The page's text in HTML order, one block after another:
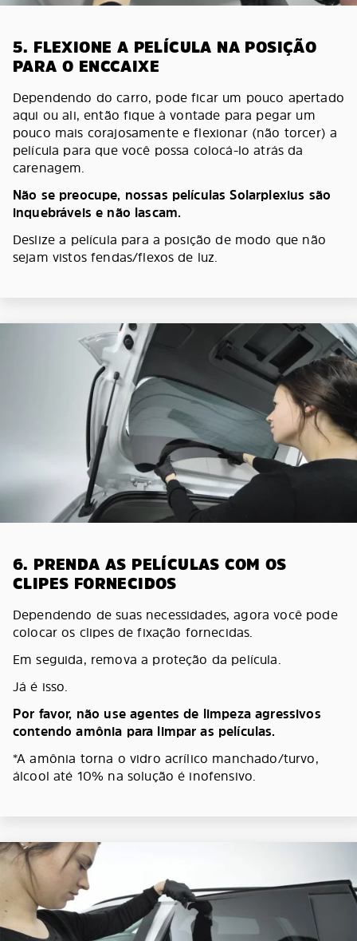
5. FLEXIONE A PELÍCULA NA POSIÇÃO
PARA O ENCCAIXE
Dependendo do carro, pode ficar um pouco apertado
aqui ou ali, então fique à vontade para pegar um
pouco mais corajosamente e flexionar (não torcer) a
película para que você possa colocá-lo atrás da
carenagem.
Não se preocupe, nossas películas Solarplexius são
inquebráveis e não lascam.
Deslize a película para a posição de modo que não
sejam vistos fendas/flexos de luz.
6. PRENDA AS PELÍCULAS COM OS
CLIPES FORNECIDOS
Dependendo de suas necessidades, agora você pode
colocar os clipes de fixação fornecidas.
Em seguida, remova a proteção da película.
Já é isso.
Por favor, não use agentes de limpeza agressivos
contendo amônia para limpar as películas.
*A amônia torna o vidro acrílico manchado/turvo,
álcool até 10% na solução é inofensivo.